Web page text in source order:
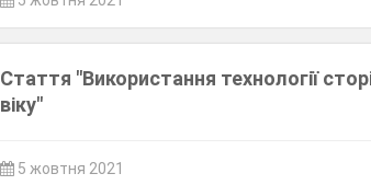
Стаття "Використання технології
віку"
5 жовтня 2021